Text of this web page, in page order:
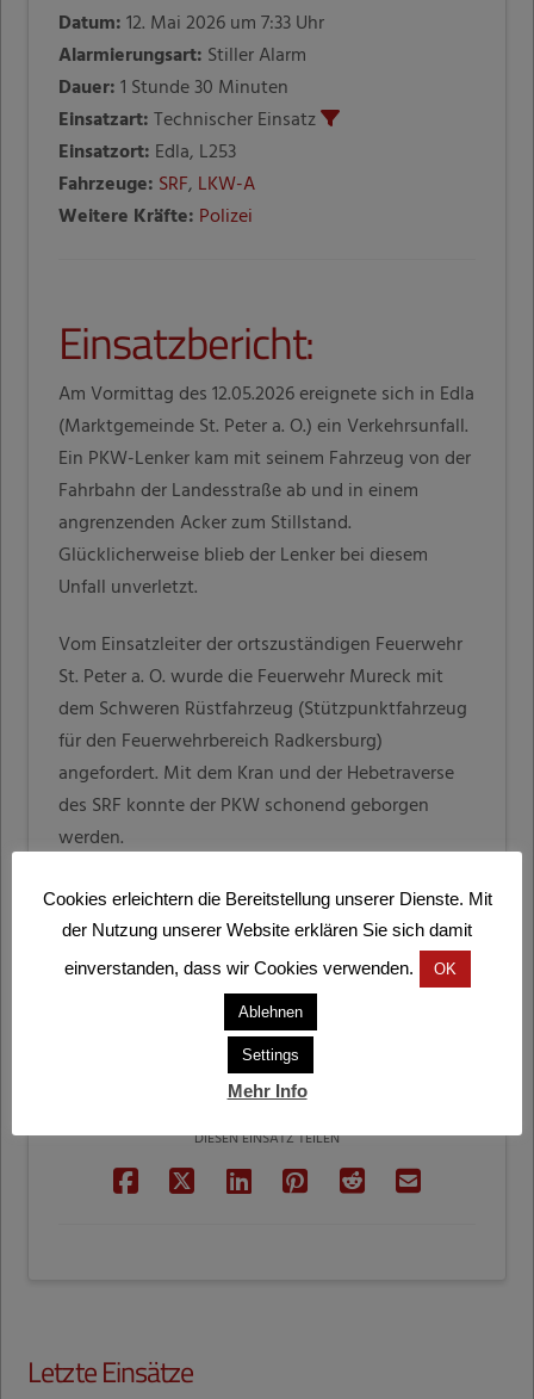
Datum:12. Mai 2026 um 7:33 Uhr
Alarmierungsart: Stiller Alarm
Dauer:1 Stunde 30 Minuten
Einsatzart:Technischer Einsatz
Einsatzort: Edla, L253
Fahrzeuge: SRF, LKW-A
Weitere Kräfte: Polizei
Einsatzbericht:
Am Vormittag des 12.05.2026 ereignete sich in Edla
(Marktgemeinde St. Peter a. O.) ein Verkehrsunfall.
Ein PKW-Lenker kam mit seinem Fahrzeug von der
Fahrbahn der Landesstraße ab und in einem
angrenzenden Acker zum Stillstand.
Glücklicherweise blieb der Lenker bei diesem
Unfall unverletzt.
Vom Einsatzleiter der ortszuständigen Feuerwehr
St. Peter a. O. wurde die Feuerwehr Mureck mit
dem Schweren Rüstfahrzeug (Stützpunktfahrzeug
für den Feuerwehrbereich Radkersburg)
angefordert. Mit dem Kran und der Hebetraverse
des SRF konnte der PKW schonend geborgen
werden.
Foto: FF St. Peter a. O.
DIESEN EINSATZ TEILEN
Letzte Einsätze
Cookies erleichtern die Bereitstellung unserer Dienste. Mit
der Nutzung unserer Website erklären Sie sich damit
einverstanden, dass wir Cookies verwenden.
OK
Ablehnen
Settings
Mehr Info